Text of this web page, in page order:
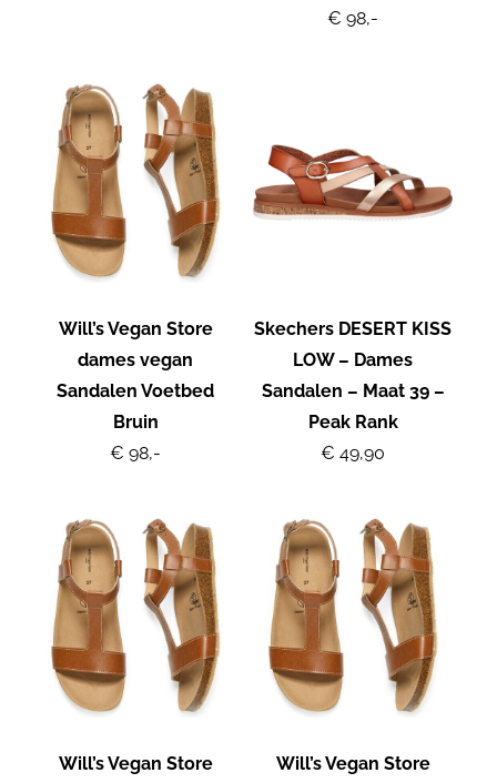
€ 98,-
Will’s Vegan Store
dames vegan
Sandalen Voetbed
Bruin
€ 98,-
Skechers DESERT KISS
LOW – Dames
Sandalen – Maat 39 –
Peak Rank
€ 49,90
Will’s Vegan Store
Will’s Vegan Store